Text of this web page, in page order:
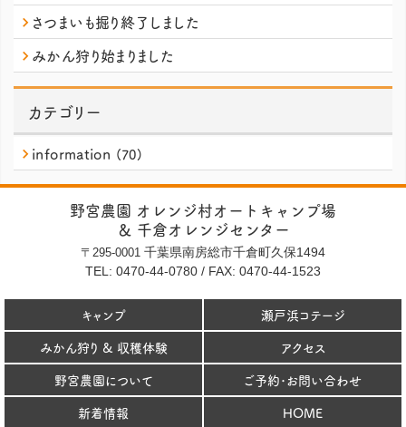
さつまいも掘り終了しました
みかん狩り始まりました
カテゴリー
information (70)
野宮農園 オレンジ村オートキャンプ場
＆ 千倉オレンジセンター
〒295-0001 千葉県南房総市千倉町久保1494
TEL: 0470-44-0780 / FAX: 0470-44-1523
キャンプ
瀬戸浜コテージ
みかん狩り & 収穫体験
アクセス
野宮農園について
ご予約･お問い合わせ
新着情報
HOME